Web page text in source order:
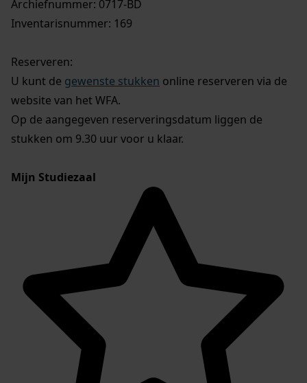
Archiefnummer: 0717-BD
Inventarisnummer: 169
Reserveren:
U kunt de gewenste stukken online reserveren via de
website van het WFA.
Op de aangegeven reserveringsdatum liggen de
stukken om 9.30 uur voor u klaar.
Mijn Studiezaal